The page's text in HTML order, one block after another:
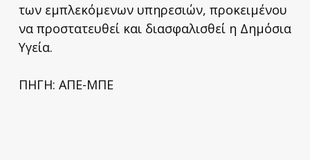
των εμπλεκόμενων υπηρεσιών, προκειμένου
να προστατευθεί και διασφαλισθεί η Δημόσια
Υγεία.
ΠΗΓΗ: ΑΠΕ-ΜΠΕ